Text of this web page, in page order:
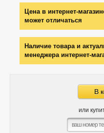
Цена в интернет-
может отличаться
Наличие товара и
менеджера интернет-
В
или